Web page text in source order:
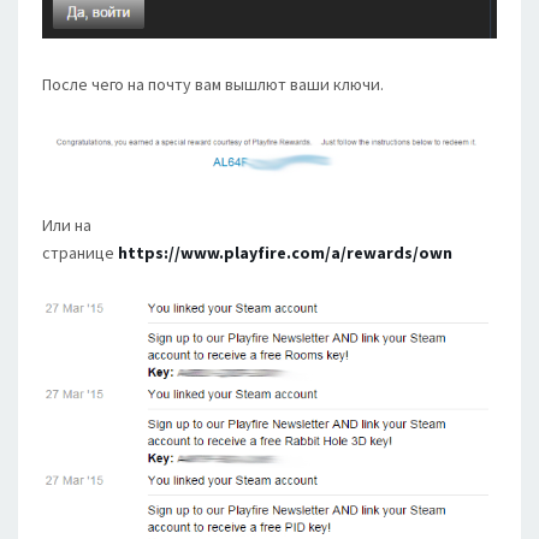
После чего на почту вам вышлют ваши ключи.
Или на
странице https://www.playfire.com/a/rewards/own